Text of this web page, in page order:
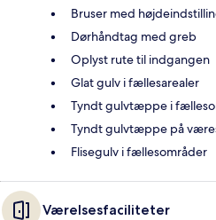
Bruser med
Dørhåndtag med greb
Oplyst rute til indgangen
Glat gulv i fællesarealer
Tyndt gulvtæppe i
Tyndt gulvtæppe på
Flisegulv i fællesområder
Værelsesfaciliteter